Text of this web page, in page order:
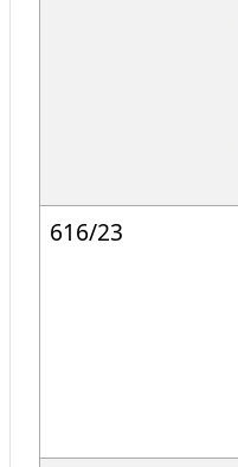
616/23